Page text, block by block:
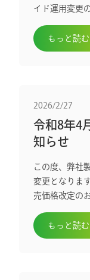
イド運用変更
もっと読む
2026/2/27
令和8年4
知らせ
この度、弊社
変更となりま
売価格改定の
もっと読む